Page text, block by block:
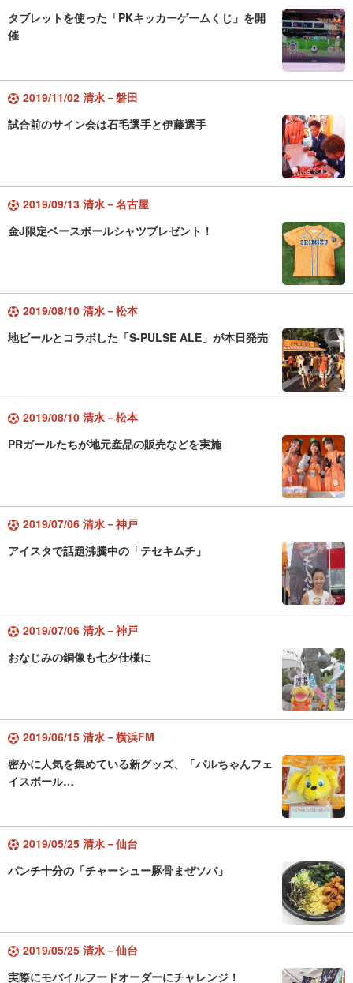
タブレットを使った「PKキッカーゲームくじ」を開
催
2019/11/02 清水－磐田
試合前のサイン会は石毛選手と伊藤選手
2019/09/13 清水－名古屋
金J限定ベースボールシャツプレゼント！
2019/08/10 清水－松本
地ビールとコラボした「S-PULSE ALE」が本日発売
2019/08/10 清水－松本
PRガールたちが地元産品の販売などを実施
2019/07/06 清水－神戸
アイスタで話題沸騰中の「テセキムチ」
2019/07/06 清水－神戸
おなじみの銅像も七夕仕様に
2019/06/15 清水－横浜FM
密かに人気を集めている新グッズ、「パルちゃんフェ
イスボール…
2019/05/25 清水－仙台
パンチ十分の「チャーシュー豚骨まぜソバ」
2019/05/25 清水－仙台
実際にモバイルフードオーダーにチャレンジ！